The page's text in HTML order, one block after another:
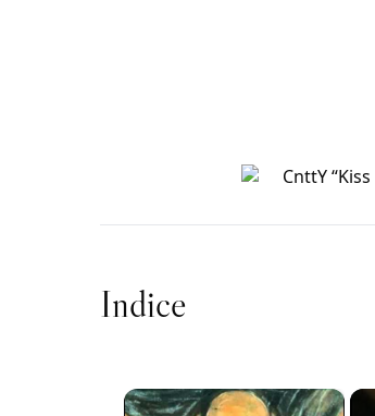
Indice
×